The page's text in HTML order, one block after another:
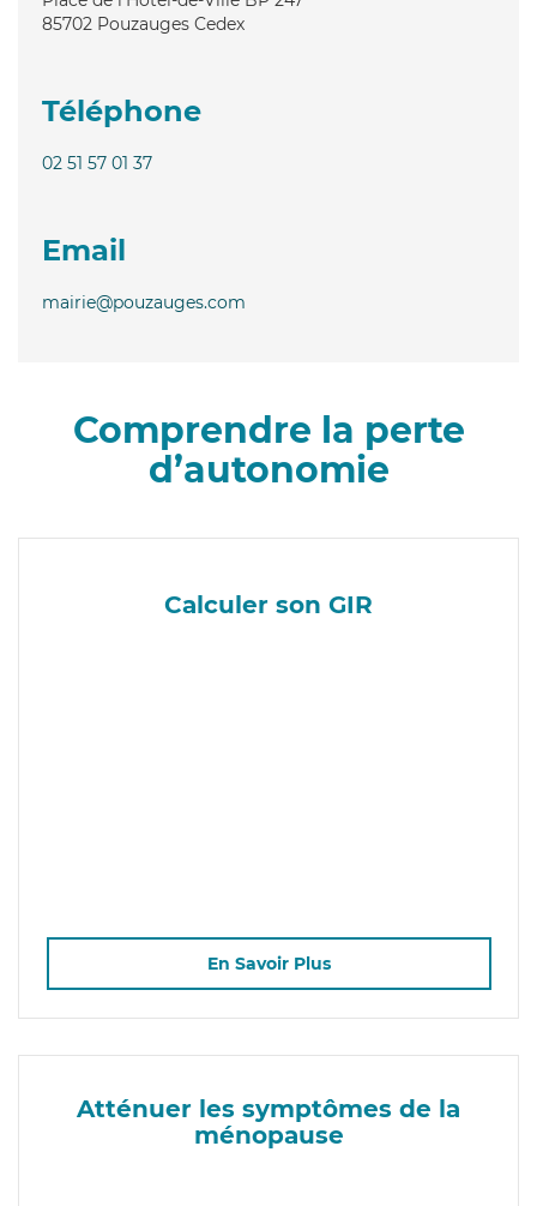
85702 Pouzauges Cedex
Téléphone
02 51 57 01 37
Email
mairie@pouzauges.com
Comprendre la perte
d’autonomie
Calculer son GIR
En Savoir Plus
Atténuer les symptômes de la
ménopause